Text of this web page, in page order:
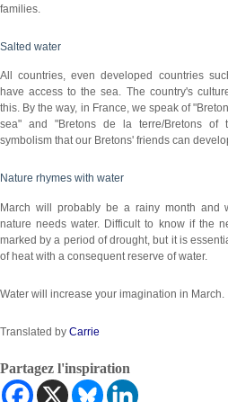
families.
Salted water
All countries, even developed countries
have access to the sea. The country's
this. By the way, in France, we speak of
sea" and "Bretons de la terre/Bretons of
symbolism that our Bretons' friends can
Nature rhymes with water
March will probably be a rainy month and
nature needs water. Difficult to know if the
marked by a period of drought, but it is
of heat with a consequent reserve of water.
Water will increase your imagination in March.
Translated by Carrie
Partagez l'inspiration